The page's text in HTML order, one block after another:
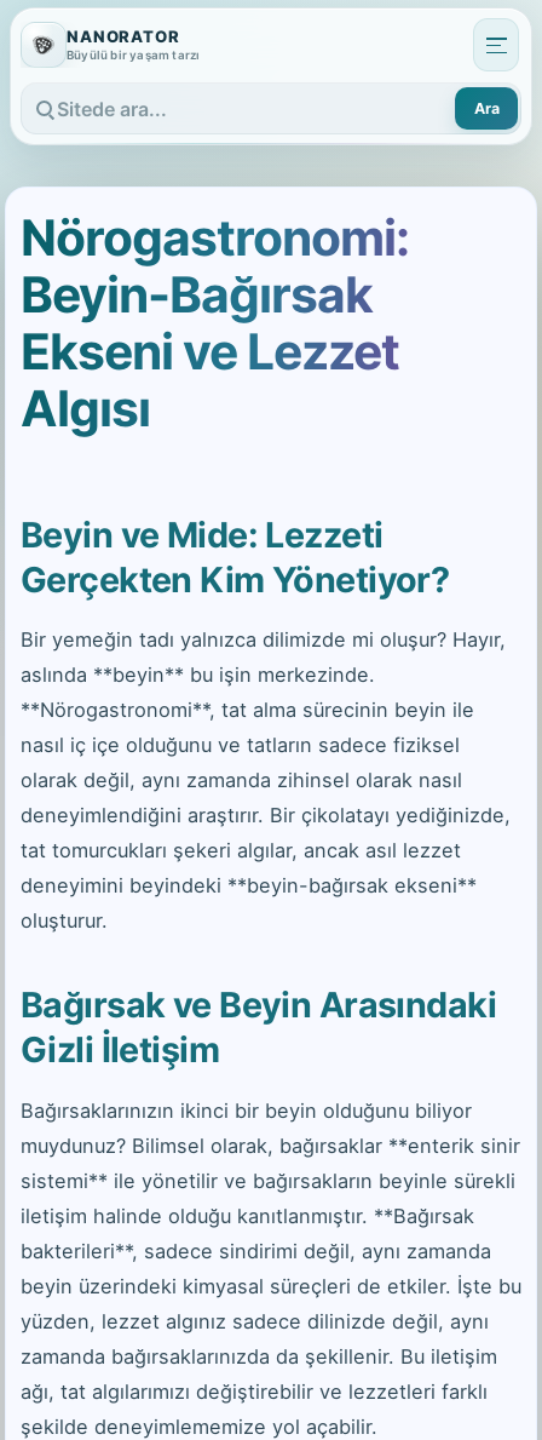
NANORATOR
Büyülü bir yaşam tarzı
Sitede ara
Ara
Nörogastronomi:
Beyin-Bağırsak
Ekseni ve Lezzet
Algısı
Beyin ve Mide: Lezzeti
Gerçekten Kim Yönetiyor?
Bir yemeğin tadı yalnızca dilimizde mi oluşur? Hayır,
aslında **beyin** bu işin merkezinde.
**Nörogastronomi**, tat alma sürecinin beyin ile
nasıl iç içe olduğunu ve tatların sadece fiziksel
olarak değil, aynı zamanda zihinsel olarak nasıl
deneyimlendiğini araştırır. Bir çikolatayı yediğinizde,
tat tomurcukları şekeri algılar, ancak asıl lezzet
deneyimini beyindeki **beyin-bağırsak ekseni**
oluşturur.
Bağırsak ve Beyin Arasındaki
Gizli İletişim
Bağırsaklarınızın ikinci bir beyin olduğunu biliyor
muydunuz? Bilimsel olarak, bağırsaklar **enterik sinir
sistemi** ile yönetilir ve bağırsakların beyinle sürekli
iletişim halinde olduğu kanıtlanmıştır. **Bağırsak
bakterileri**, sadece sindirimi değil, aynı zamanda
beyin üzerindeki kimyasal süreçleri de etkiler. İşte bu
yüzden, lezzet algınız sadece dilinizde değil, aynı
zamanda bağırsaklarınızda da şekillenir. Bu iletişim
ağı, tat algılarımızı değiştirebilir ve lezzetleri farklı
şekilde deneyimlememize yol açabilir.